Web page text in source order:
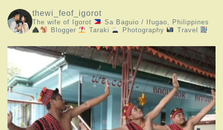
thewi_feof_igorot
The wife of Igorot
Sa Baguio / Ifugao, Philippines
Blogger
Taraki Photography Travel